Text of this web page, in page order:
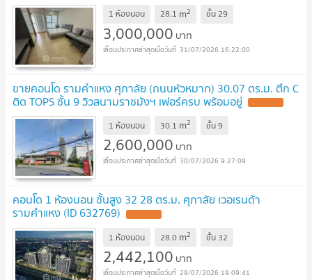
1 ห้องนอน 28.1 m2 ชั้น29
3,000,000 บาท
31/07/2026 16:22:00
ขายคอนโด รามคำแหง ศุภาลัย (ถนนหัวหมาก) 30.07 ตร.ม. ตึก C
ติด TOPS ชั้น 9 วิวสนามราชมังฯ เฟอร์ครบ พร้อมอยู่
1 ห้องนอน 30.1 m2 ชั้น9
2,600,000 บาท
30/07/2026 9:27:09
คอนโด 1 ห้องนอน ชั้นสูง 32 28 ตร.ม. ศุภาลัย เวอเรนด้า
รามคำแหง (ID 632769)
1 ห้องนอน 28.0 m2 ชั้น 32
2,442,100 บาท
29/07/2026 19:09:41